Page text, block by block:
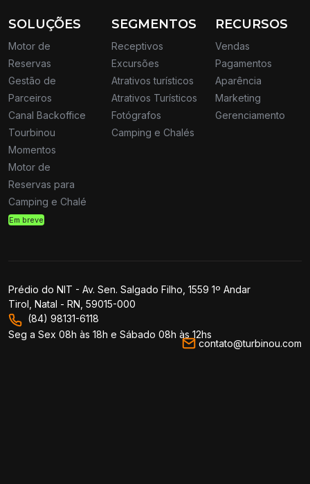
SOLUÇÕES
Motor de
Reservas
Gestão de
Parceiros
Canal Backoffice
Tourbinou
Momentos
Motor de
Reservas para
Camping e Chalé
Em breve
SEGMENTOS
Receptivos
Excursões
Atrativos turísticos
Atrativos Turísticos
Fotógrafos
Camping e Chalés
RECURSOS
Vendas
Pagamentos
Aparência
Marketing
Gerenciamento
Prédio do NIT - Av. Sen. Salgado Filho, 1559 1º Andar
Tirol, Natal - RN, 59015-000
(84) 98131-6118
Seg a Sex 08h às 18h e Sábado 08h às 12hs
contato@turbinou.com